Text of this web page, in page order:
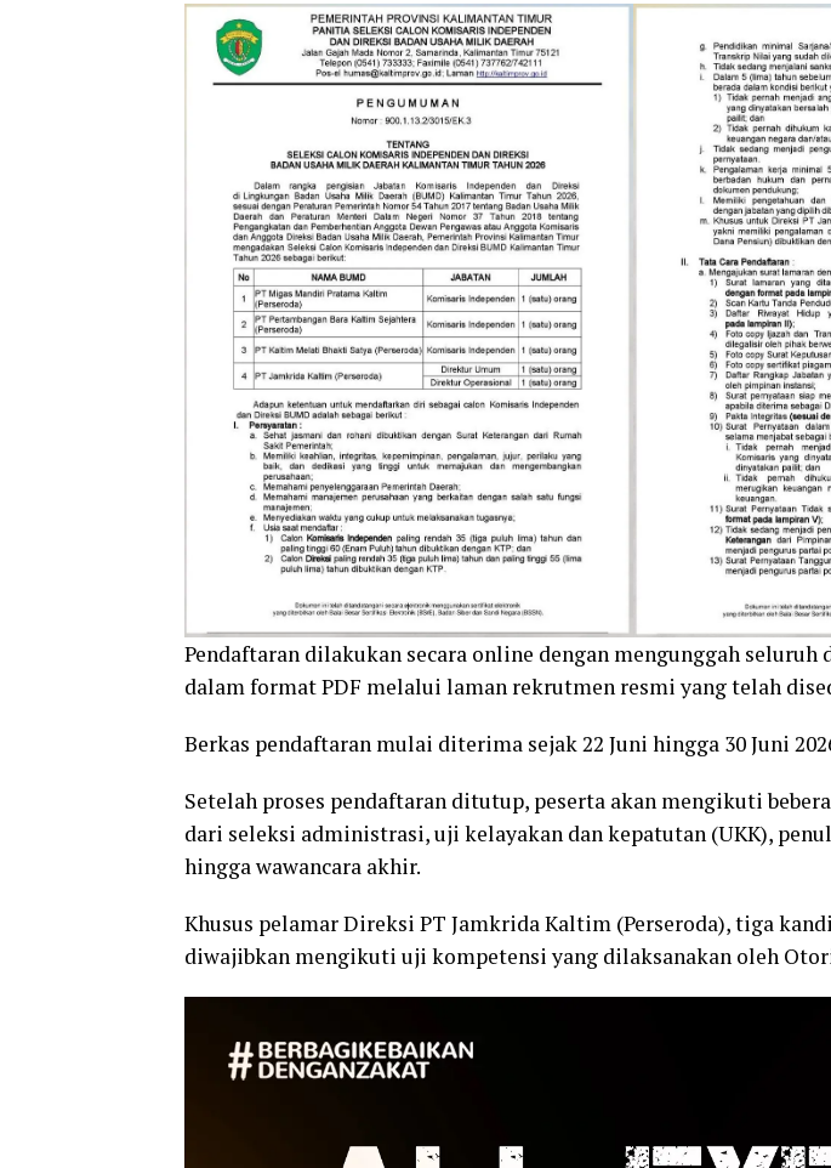
Pendaftaran dilakukan secara online dengan mengunggah seluruh
dalam format PDF melalui laman rekrutmen resmi yang telah
Berkas pendaftaran mulai diterima sejak 22 Juni hingga 30 Juni
Setelah proses pendaftaran ditutup, peserta akan mengikuti
dari seleksi administrasi, uji kelayakan dan kepatutan (UKK),
hingga wawancara akhir.
Khusus pelamar Direksi PT Jamkrida Kaltim (Perseroda), tiga
diwajibkan mengikuti uji kompetensi yang dilaksanakan oleh